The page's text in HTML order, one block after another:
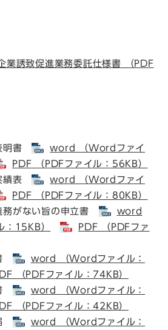
業誘致促進業務委託仕様書 （PDF
明書
word （Wordファイ
PDF （PDFファイル：56KB）
績表
word （Wordファイ
PDF （PDFファイル：80KB）
務がない旨の申立書
word
：15KB）
PDF （PDFファ
word （Wordファイル：
（PDFファイル：74KB）
word （Wordファイル：
（PDFファイル：42KB）
word （Wordファイル：